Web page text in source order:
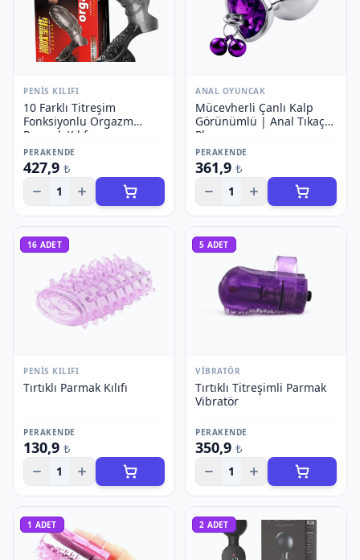
PENIS KILIFI
10 Farklı Titreşim
Fonksiyonlu Orgazm
Parmak Kılıfı
PERAKENDE
427,9 ₺
1
ANAL OYUNCAK
Mücevherli Çanlı Kalp
Görünümlü | Anal Tıkaç
Plug
PERAKENDE
361,9 ₺
1
16 ADET
PENIS KILIFI
Tırtıklı Parmak Kılıfı
PERAKENDE
130,9 ₺
1
5 ADET
VIBRATÖR
Tırtıklı Titreşimli Parmak
Vibratör
PERAKENDE
350,9 ₺
1
1 ADET 2 ADET